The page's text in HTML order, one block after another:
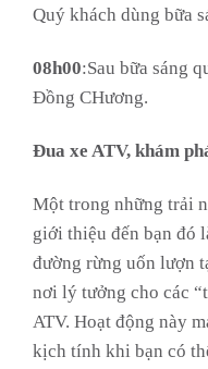
Quý khách dùng bữa
08h00:Sau bữa sáng
Đồng CHương.
Đua xe ATV, khám
Một trong những trải
giới thiệu đến bạn đó
đường rừng uốn lượn
nơi lý tưởng cho các
ATV. Hoạt động này
kịch tính khi bạn có